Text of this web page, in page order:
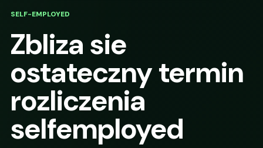
SELF-EMPLOYED
Zbliza sie
ostateczny termin
rozliczenia
selfemployed